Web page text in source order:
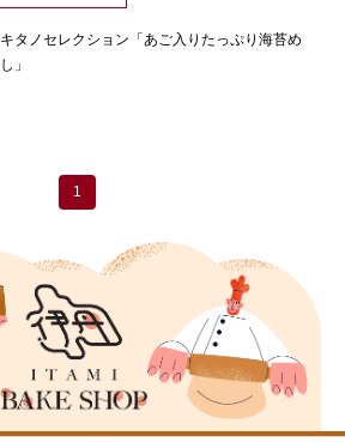
キタノセレクション「あご入りたっぷり海苔め
し」
1